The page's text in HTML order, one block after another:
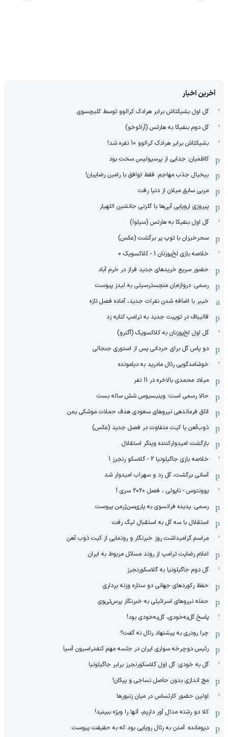
آخرین اخبار
گل اول بشیکتاش برابر هرادک کرالوو توسط کلیچسوی
گل دوم بنفیکا به هارتس (آرائوخو)
بشیکتاش برابر هرادک کرالوو 10 نفره شد!
کاظمیان: جدایی از پرسپولیس سخت بود
بیخیال جذب مهاجم: فقط توافق با رامین رضاییان!
مربی سابق میلان از دنیا رفت
پیروزی اروپایی آبی‌ها با گلزنی جانشین اللهیار
گل اول بنفیکا به هارتس (سیلوا)
سحرخیزان با توپ پر برگشت (عکس)
خلاصه بازی لخ‌پوزنان 1 - کلاکسویک 0
حضور سریع خریدهای جدید فراز در خرم آباد
رسمی: دروازه‌بان منچسترسیتی به لیدز پیوست
خیبر با اضافه شدن نفرات جدید، آماده فصل تازه
قالیباف در توییت جدید به ترامپ کنایه زد
گل اول لخ‌پوزنان به کلاکسویک (آگنرو)
دو پاس گل برای حردانی پس از استوری جنجالی
خوشامدگویی رئال مادرید به دیامونده
میلاد محمدی بالاخره در 11 نفر
حالا رسمی است: وینیسیوس شش ساله بست
اتاق فرماندهی نیروهای سعودی هدف حملات موشکی یمن
ذوب‌آهن با کیت متفاوت در فصل جدید (عکس)
بازگشت امیدوارکننده وینگر استقلال
خلاصه بازی جاگیلونیا 2 - گلاسکو رنجرز 1
آسانی برگشت، گل زد و سهراب امیدوار شد
یوونتوس - ناپولی ، فصل 2020 سری آ
رسمی: پدیده فرانسوی به پاری‌سن‌ژرمن پیوست
استقلال با سه گل به استقبال لیگ رفت
مراسم گرامیداشت روز خبرنگار و رونمایی از کیت ذوب آهن
اعلام رضایت ترامپ از روند مسائل مربوط به ایران
گل دوم جاگیلونیا به گلاسکورنجرز
حفظ رکوردهای جهانی دو ستاره وزنه برداری
حمله نیروهای اسرائیلی به خبرنگار پرس‌تی‌وی
پاسخ گل‌به‌خودی، گل‌به‌خودی بود!
چرا رودری به پیشنهاد رئال نه گفت؟
رئیس دوچرخه سواری ایران در جلسه مهم کنفدراسیون آسیا
گل به خودی؛ گل اول گلاسکورنجرز برابر جاگیلونیا
مچ اندازی بدون حاصل نساجی و پیکان!
اولین حضور کارتساس در میان زنبورها
کلا دو‌ رشته مدال آور داریم، آنها را ویژه ببینید!
دیومانده: آمدن به رئال رویایی بود که به حقیقت پیوست